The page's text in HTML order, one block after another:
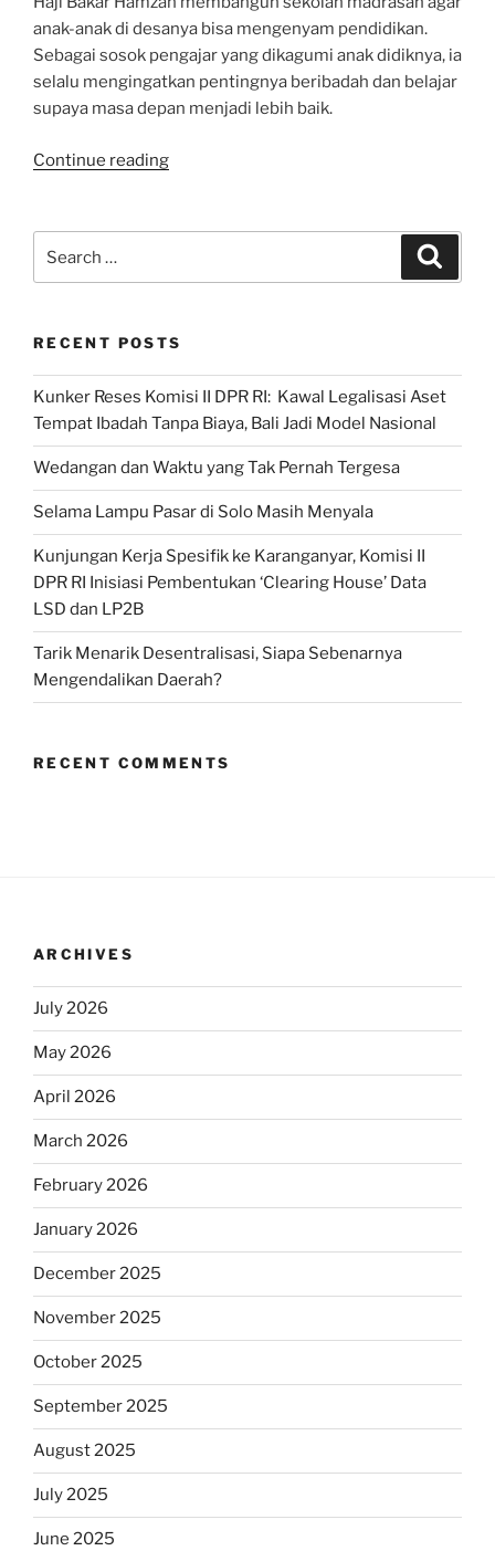
anak-anak di desanya bisa mengenyam pendidikan.
Sebagai sosok pengajar yang dikagumi anak didiknya, ia
selalu mengingatkan pentingnya beribadah dan belajar
supaya masa depan menjadi lebih baik.
Continue reading“Festival
BKN
Desa
Rensing,
Haji
Bakar
Hamzah,
Lombok
Timur,
NTB”
RECENT POSTS
Kunker Reses Komisi II DPR RI: Kawal Legalisasi Aset
Tempat Ibadah Tanpa Biaya, Bali Jadi Model Nasional
Wedangan dan Waktu yang Tak Pernah Tergesa
Selama Lampu Pasar di Solo Masih Menyala
Kunjungan Kerja Spesifik ke Karanganyar, Komisi II
DPR RI Inisiasi Pembentukan ‘Clearing House’ Data
LSD dan LP2B
Tarik Menarik Desentralisasi, Siapa Sebenarnya
Mengendalikan Daerah?
RECENT COMMENTS
ARCHIVES
July 2026
May 2026
April 2026
March 2026
February 2026
January 2026
December 2025
November 2025
October 2025
September 2025
August 2025
July 2025
June 2025